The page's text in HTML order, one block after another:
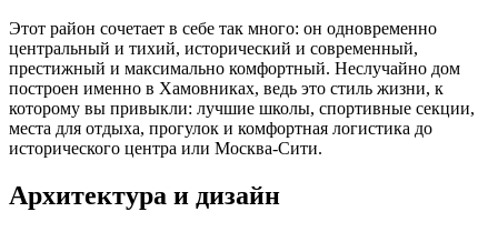
Этот район сочетает в себе так много: он одновременно
центральный и тихий, исторический и современный,
престижный и максимально комфортный. Неслучайно дом
построен именно в Хамовниках, ведь это стиль жизни, к
которому вы привыкли: лучшие школы, спортивные секции,
места для отдыха, прогулок и комфортная логистика до
исторического центра или Москва-Сити.
Архитектура и дизайн